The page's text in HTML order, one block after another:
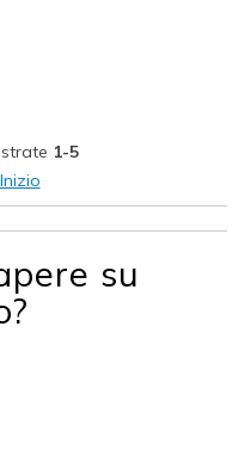
1-5
su